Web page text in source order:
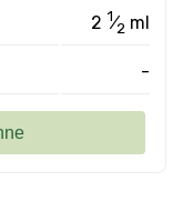
2 1⁄2 ml
-